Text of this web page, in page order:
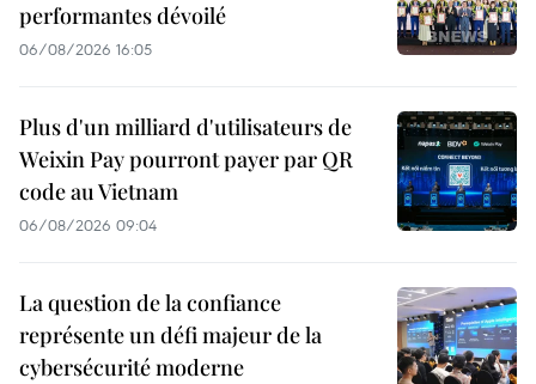
performantes dévoilé
06/08/2026 16:05
Plus d'un milliard d'utilisateurs de
Weixin Pay pourront payer par QR
code au Vietnam
06/08/2026 09:04
La question de la confiance
représente un défi majeur de la
cybersécurité moderne